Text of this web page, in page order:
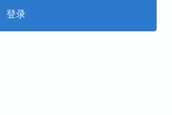
登录